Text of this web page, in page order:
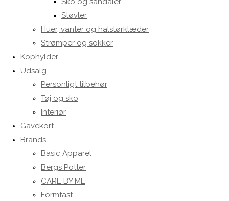
Støvler
Huer, vanter og halstørklæder
Strømper og sokker
Kophylder
Udsalg
Personligt tilbehør
Tøj og sko
Interiør
Gavekort
Brands
Basic Apparel
Bergs Potter
CARE BY ME
Formfast